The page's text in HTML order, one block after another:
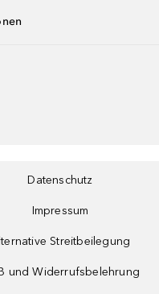
Datenschutz
Impressum
Streitbeilegung
und Widerrufsbelehrung